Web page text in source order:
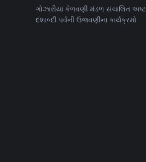
ગોઝારીયા કેળવણી મંડળ સંચાલિત અષ્ટ
દશાબ્દી પર્વની ઉજવણીના કાર્યક્રમો